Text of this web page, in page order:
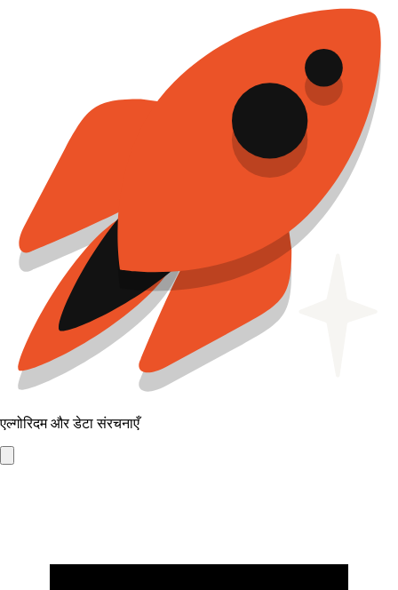
एल्गोरिदम और डेटा संरचनाएँ